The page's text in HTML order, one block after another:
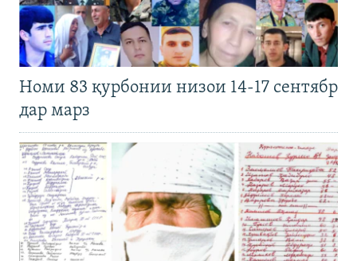
Номи 83 қурбонии низои 14-17 сентябр
дар марз